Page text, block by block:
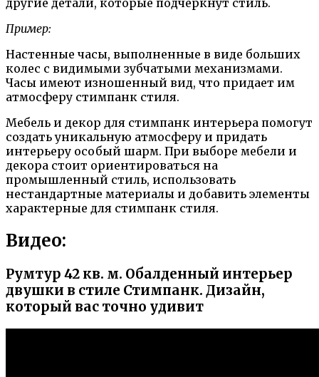
другие детали, которые подчеркнут стиль.
Пример:
Настенные часы, выполненные в виде больших
колес с видимыми зубчатыми механизмами.
Часы имеют изношенный вид, что придает им
атмосферу стимпанк стиля.
Мебель и декор для стимпанк интерьера помогут
создать уникальную атмосферу и придать
интерьеру особый шарм. При выборе мебели и
декора стоит ориентироваться на
промышленный стиль, использовать
нестандартные материалы и добавить элементы
характерные для стимпанк стиля.
Видео:
Румтур 42 кв. м. Обалденный интерьер
двушки в стиле Стимпанк. Дизайн,
который вас точно удивит